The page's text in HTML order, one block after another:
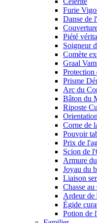
Furie
Danse de
Piété
Soigneur
Comète
Graal
Protection
Prisme
Arc du
Bâton du
Riposte
Corne de
Pouvoir
Prix de
Scion de
Armure
Joyau du
Liaison
Chasse au
Ardeur de
Égide
Potion de